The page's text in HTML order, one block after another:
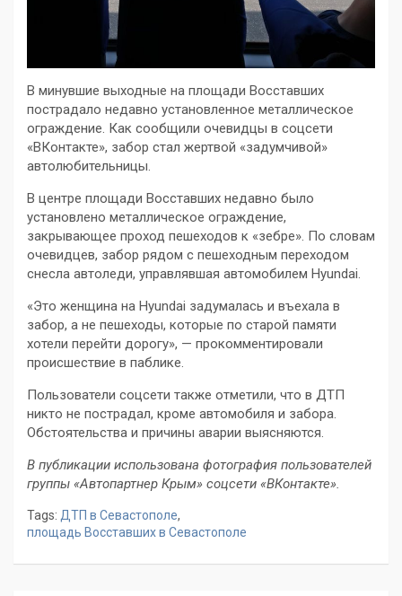
В минувшие выходные на площади Восставших
пострадало недавно установленное металлическое
ограждение. Как сообщили очевидцы в соцсети
«ВКонтакте», забор стал жертвой «задумчивой»
автолюбительницы.
В центре площади Восставших недавно было
установлено металлическое ограждение,
закрывающее проход пешеходов к «зебре». По словам
очевидцев, забор рядом с пешеходным переходом
снесла автоледи, управлявшая автомобилем Hyundai.
«Это женщина на Hyundai задумалась и въехала в
забор, а не пешеходы, которые по старой памяти
хотели перейти дорогу», — прокомментировали
происшествие в паблике.
Пользователи соцсети также отметили, что в ДТП
никто не пострадал, кроме автомобиля и забора.
Обстоятельства и причины аварии выясняются.
В публикации использована фотография пользователей
группы «Автопартнер Крым» соцсети «ВКонтакте».
Tags: ДТП в Севастополе,
площадь Восставших в Севастополе